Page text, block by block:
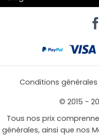
Conditions générales
© 2015 -
Tous nos prix
générales, ainsi que nos